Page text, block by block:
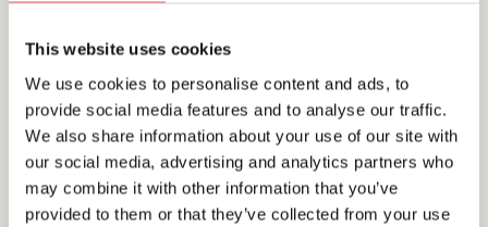
This website uses cookies
We use cookies to personalise content and ads, to
provide social media features and to analyse our traffic.
We also share information about your use of our site with
our social media, advertising and analytics partners who
may combine it with other information that you’ve
provided to them or that they’ve collected from your use
Utrecht
Huis te Zuylenlaan 48
€ 625.000 ,- k.k.